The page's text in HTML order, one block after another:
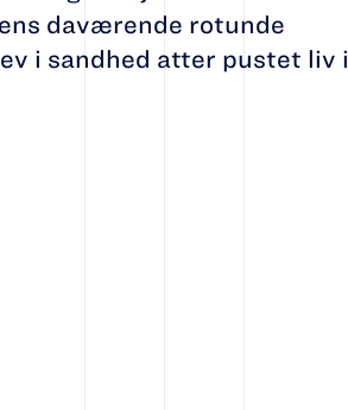
daværende rotunde
i sandhed atter pustet liv i